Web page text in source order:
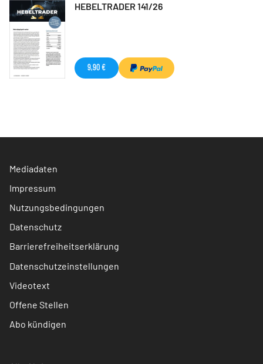
HEBELTRADER 141/26
9,90 €
Mediadaten
Impressum
Nutzungsbedingungen
Datenschutz
Barrierefreiheitserklärung
Datenschutzeinstellungen
Videotext
Offene Stellen
Abo kündigen